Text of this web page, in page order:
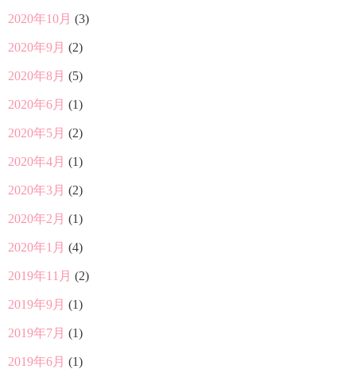
2020年10月 (3)
2020年9月 (2)
2020年8月 (5)
2020年6月 (1)
2020年5月 (2)
2020年4月 (1)
2020年3月 (2)
2020年2月 (1)
2020年1月 (4)
2019年11月 (2)
2019年9月 (1)
2019年7月 (1)
2019年6月 (1)